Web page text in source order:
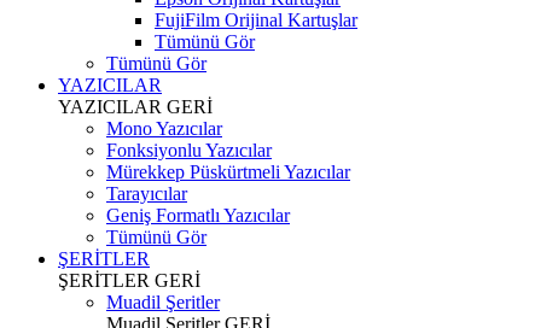
FujiFilm Orijinal Kartuşlar
Tümünü Gör
Tümünü Gör
YAZICILAR
YAZICILAR GERİ
Mono Yazıcılar
Fonksiyonlu Yazıcılar
Mürekkep Püskürtmeli Yazıcılar
Tarayıcılar
Geniş Formatlı Yazıcılar
Tümünü Gör
ŞERİTLER
ŞERİTLER GERİ
Muadil Şeritler
Muadil ŞeritlerGERİ